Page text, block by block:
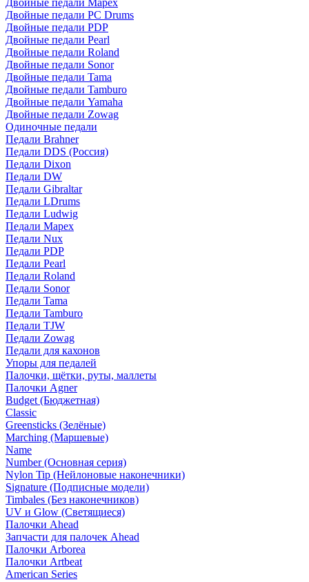
Двойные педали Mapex
Двойные педали PC Drums
Двойные педали PDP
Двойные педали Pearl
Двойные педали Roland
Двойные педали Sonor
Двойные педали Tama
Двойные педали Tamburo
Двойные педали Yamaha
Двойные педали Zowag
Одиночные педали
Педали Brahner
Педали DDS (Россия)
Педали Dixon
Педали DW
Педали Gibraltar
Педали LDrums
Педали Ludwig
Педали Mapex
Педали Nux
Педали PDP
Педали Pearl
Педали Roland
Педали Sonor
Педали Tama
Педали Tamburo
Педали TJW
Педали Zowag
Педали для кахонов
Упоры для педалей
Палочки, щётки, руты, маллеты
Палочки Agner
Budget (Бюджетная)
Classic
Greensticks (Зелёные)
Marching (Маршевые)
Name
Number (Основная серия)
Nylon Tip (Нейлоновые наконечники)
Signature (Подписные модели)
Timbales (Без наконечников)
UV и Glow (Светящиеся)
Палочки Ahead
Запчасти для палочек Ahead
Палочки Arborea
Палочки Artbeat
American Series